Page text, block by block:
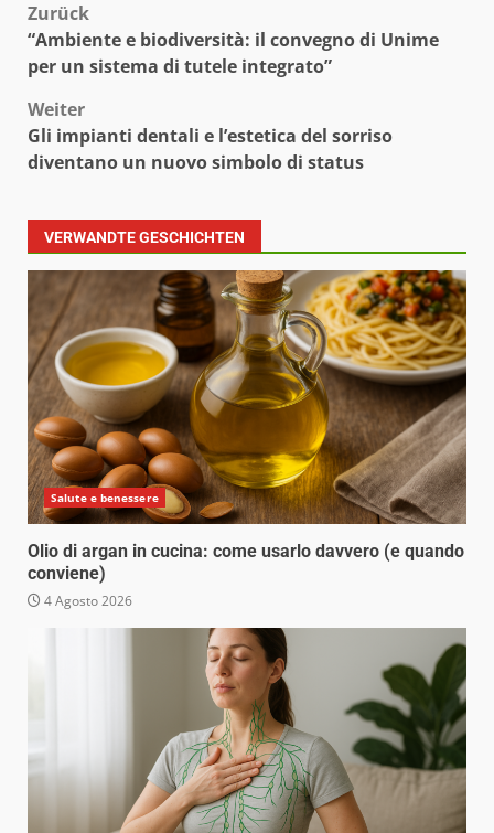
Beitragsnavigation
Zurück
“Ambiente e biodiversità: il convegno di Unime
per un sistema di tutele integrato”
Weiter
Gli impianti dentali e l’estetica del sorriso
diventano un nuovo simbolo di status
VERWANDTE GESCHICHTEN
Salute e benessere
Olio di argan in cucina: come usarlo davvero (e quando
conviene)
4 Agosto 2026